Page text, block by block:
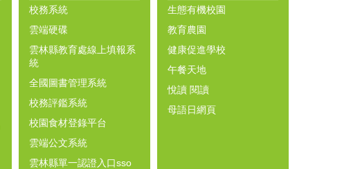
校務系統
雲端硬碟
雲林縣教育處線上填報系
統
全國圖書管理系統
校務評鑑系統
校園食材登錄平台
雲端公文系統
雲林縣單一認證入口sso
生態有機校園
教育農園
健康促進學校
午餐天地
悅讀 閱讀
母語日網頁